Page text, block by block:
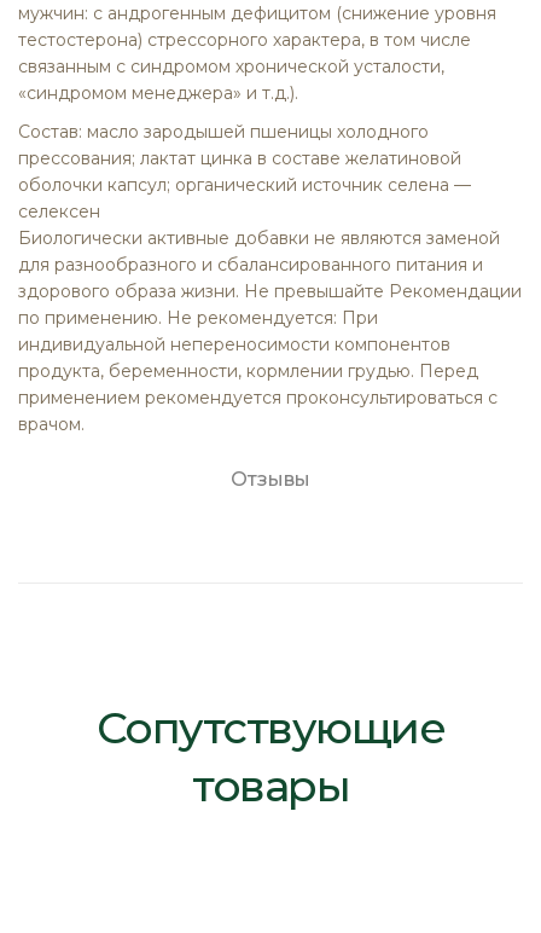
мужчин: с андрогенным дефицитом (снижение уровня
тестостерона) стрессорного характера, в том числе
связанным с синдромом хронической усталости,
«синдромом менеджера» и т.д.).
Состав: масло зародышей пшеницы холодного
прессования; лактат цинка в составе желатиновой
оболочки капсул; органический источник селена —
селексен
Биологически активные добавки не являются заменой
для разнообразного и сбалансированного питания и
здорового образа жизни. Не превышайте Рекомендации
по применению. Не рекомендуется: При
индивидуальной непереносимости компонентов
продукта, беременности, кормлении грудью. Перед
применением рекомендуется проконсультироваться с
врачом.
Отзывы
Сопутствующие
товары